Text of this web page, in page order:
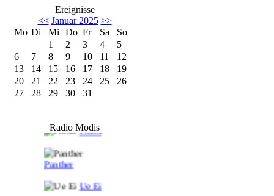
Ereignisse
<< Januar 2025 >>
Mo Di Mi Do Fr Sa
So
1
2 3 4
5
6
7 8 9 10 11
12
13
14 15 16 17 18
19
20
21 22 23 24 25
26
27
28 29 30 31
Radio Modis
Frank
Panther
Ue Ei